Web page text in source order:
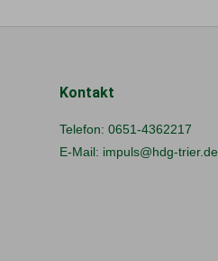
Kontakt
Telefon: 0651-4362217
E-Mail: impuls@hdg-trier.de